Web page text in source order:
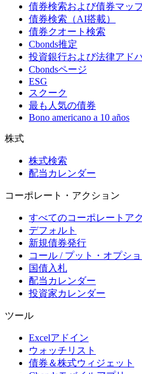
債券検索および債券マッ
債券検索（AI搭載）
債券クオート検索
Cbonds推定
投資銀行および法律アド
Cbondsページ
ESG
スクーク
最も人気の債券
Bono americano a 10 años
株式
株式検索
配当カレンダー
コーポレート・アクション
すべてのコーポレートア
デフォルト
新規債券発行
コール / プット・オプシ
国債入札
配当カレンダー
投資家カレンダー
ツール
Excelアドイン
ウォッチリスト
債券＆株式ウィジェット